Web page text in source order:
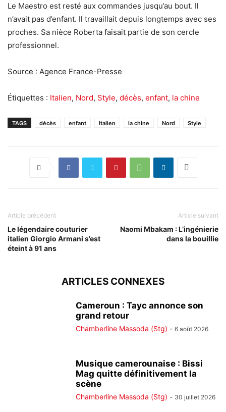
Le Maestro est resté aux commandes jusqu’au bout. Il
n’avait pas d’enfant. Il travaillait depuis longtemps avec ses
proches. Sa nièce Roberta faisait partie de son cercle
professionnel.
Source : Agence France-Presse
Étiquettes : Italien, Nord, Style, décès, enfant, la chine
TAGS décès enfant Italien la chine Nord Style
Article précédent
Le légendaire couturier
italien Giorgio Armani s’est
éteint à 91 ans
Article suivant
Naomi Mbakam : L’ingénierie
dans la bouillie
ARTICLES CONNEXES
Cameroun : Tayc annonce son
grand retour
Chamberline Massoda (Stg) - 6 août 2026
Musique camerounaise : Bissi
Mag quitte définitivement la
scène
Chamberline Massoda (Stg) - 30 juillet 2026